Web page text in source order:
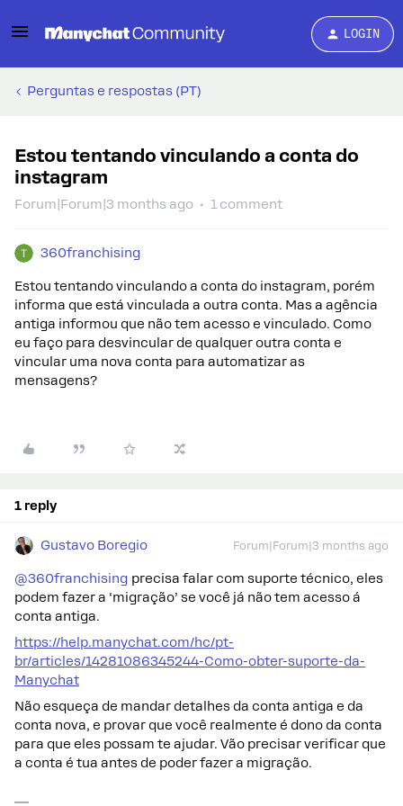
LOGIN
Perguntas e respostas (PT)
Estou tentando vinculando a conta do
instagram
Forum|Forum|3 months ago 1 comment
360franchising
Estou tentando vinculando a conta do instagram, porém
informa que está vinculada a outra conta. Mas a agência
antiga informou que não tem acesso e vinculado. Como
eu faço para desvincular de qualquer outra conta e
vincular uma nova conta para automatizar as
mensagens?
1 reply
Gustavo Boregio Forum|Forum|3 months ago
@360franchising precisa falar com suporte técnico, eles
podem fazer a ‘migração’ se você já não tem acesso á
conta antiga.
https://help.manychat.com/hc/pt-
br/articles/14281086345244-Como-obter-suporte-da-
Manychat
Não esqueça de mandar detalhes da conta antiga e da
conta nova, e provar que você realmente é dono da conta
para que eles possam te ajudar. Vão precisar verificar que
a conta é tua antes de poder fazer a migração.